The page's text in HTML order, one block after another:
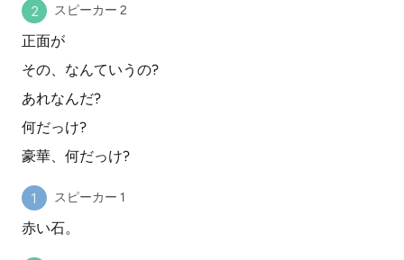
スピーカー 2
正面が
その、なんていうの?
あれなんだ?
何だっけ?
豪華、何だっけ?
スピーカー 1
赤い石。